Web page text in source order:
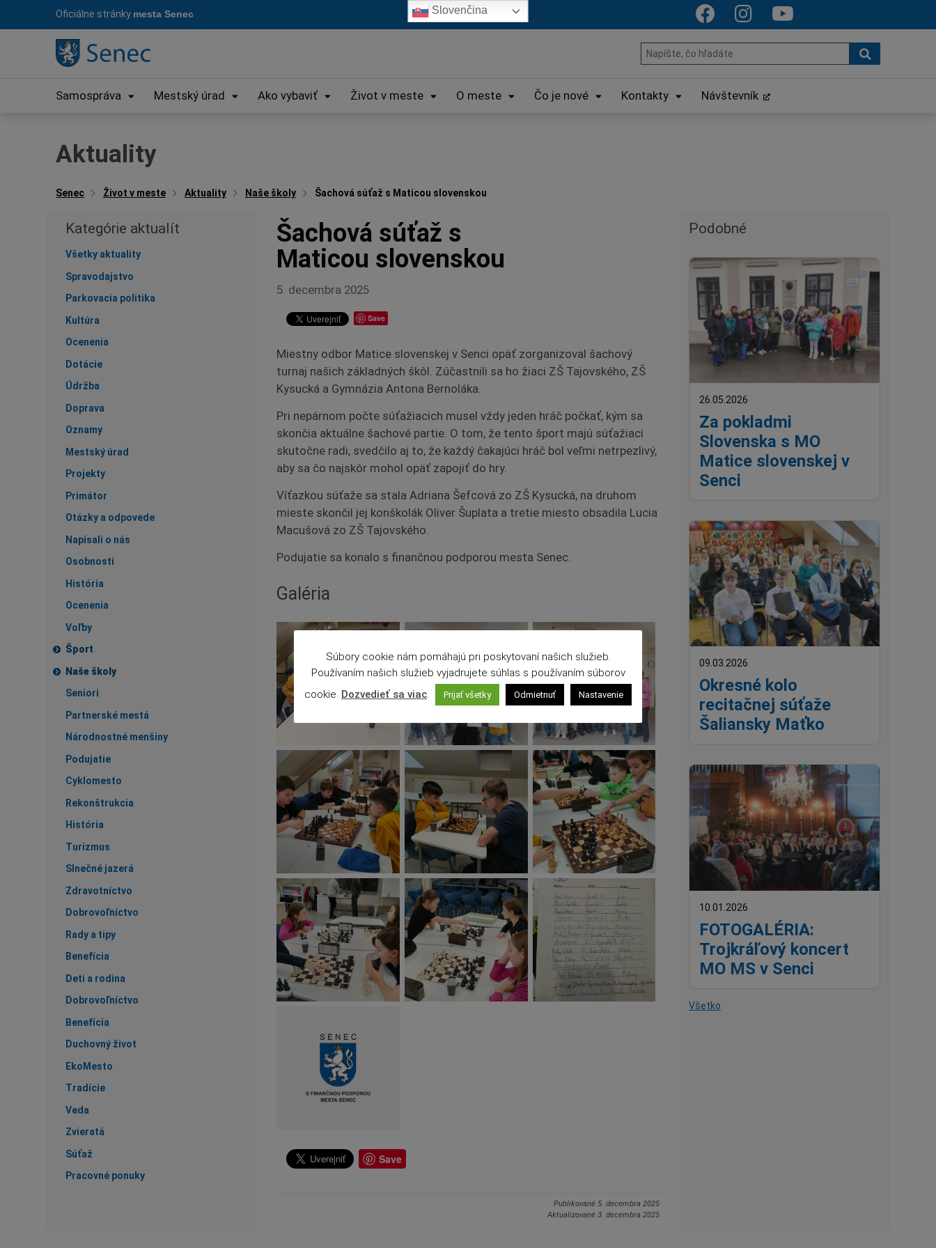
Oficiálne stránky mesta Senec
Hľadať:
Samospráva Mestský úrad Ako vybaviť Život v meste O meste Čo je nové Kontakty Návštevník
Aktuality
Senec Život v meste Aktuality Naše školy Šachová súťaž s Maticou slovenskou
Kategórie aktualít
Všetky aktuality
Spravodajstvo
Parkovacia politika
Kultúra
Ocenenia
Dotácie
Údržba
Doprava
Oznamy
Mestský úrad
Projekty
Primátor
Otázky a odpovede
Napísali o nás
Osobnosti
História
Ocenenia
Voľby
Šport
Naše školy
Seniori
Partnerské mestá
Národnostné menšiny
Podujatie
Cyklomesto
Rekonštrukcia
História
Turizmus
Slnečné jazerá
Zdravotníctvo
Dobrovoľníctvo
Rady a tipy
Benefícia
Deti a rodina
Dobrovoľníctvo
Benefícia
Duchovný život
EkoMesto
Tradície
Veda
Zvieratá
Súťaž
Pracovné ponuky
Šachová súťaž s
Maticou slovenskou
5. decembra 2025
Save
Miestny odbor Matice slovenskej v Senci opäť zorganizoval šachový
turnaj našich základných škôl. Zúčastnili sa ho žiaci ZŠ Tajovského, ZŠ
Kysucká a Gymnázia Antona Bernoláka.
Pri nepárnom počte súťažiacich musel vždy jeden hráč počkať, kým sa
skončia aktuálne šachové partie. O tom, že tento šport majú súťažiaci
skutočne radi, svedčilo aj to, že každý čakajúci hráč bol veľmi netrpezlivý,
aby sa čo najskôr mohol opäť zapojiť do hry.
Víťazkou súťaže sa stala Adriana Šefcová zo ZŠ Kysucká, na druhom
mieste skončil jej konškolák Oliver Šuplata a tretie miesto obsadila Lucia
Macušová zo ZŠ Tajovského.
Podujatie sa konalo s finančnou podporou mesta Senec.
Galéria
Save
Publikované 5. decembra 2025
Aktualizované 3. decembra 2025
Podobné
Za pokladmi
Slovenska s MO
Matice slovenskej v
Senci
26.05.2026
Okresné kolo
recitačnej súťaže
Šaliansky Maťko
09.03.2026
FOTOGALÉRIA:
Trojkráľový koncert
MO MS v Senci
10.01.2026
Všetko
Súbory cookie nám pomáhajú pri poskytovaní našich služieb.
Používaním našich služieb vyjadrujete súhlas s používaním súborov
cookie. Dozvedieť sa viac Prijať všetky Odmietnuť Nastavenie
Slovenčina